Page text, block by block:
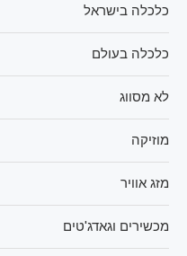
כלכלה בישראל
כלכלה בעולם
לא מסווג
מוזיקה
מזג אוויר
מכשירים וגאדג'טים